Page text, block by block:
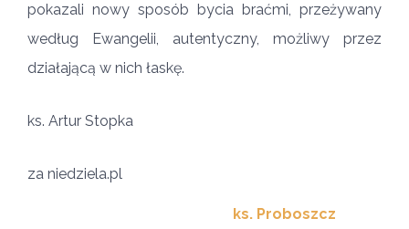
pokazali nowy sposób bycia braćmi, przeżywany
według Ewangelii, autentyczny, możliwy przez
działającą w nich łaskę.
ks. Artur Stopka
za niedziela.pl
ks. Proboszcz